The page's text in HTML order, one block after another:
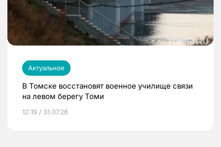
Актуальное
В Томске восстановят военное училище связи
на левом берегу Томи
12:19 / 31.07.26